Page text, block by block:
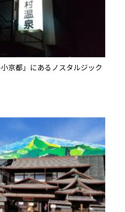
小京都」にあるノスタルジック